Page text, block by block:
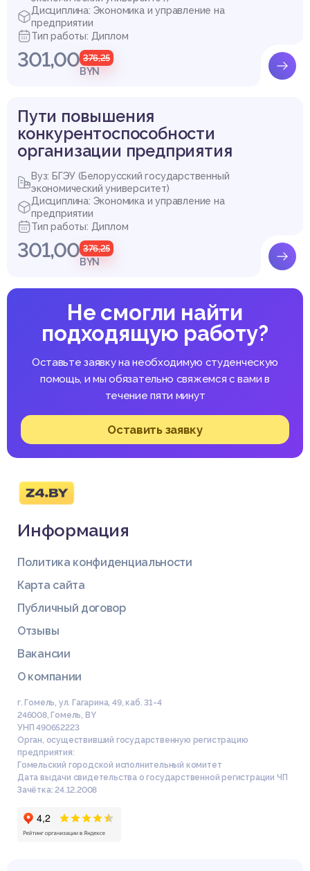
Дисциплина: Экономика и управление на
предприятии
Тип работы: Диплом
301,00 376,25
BYN
Пути повышения
конкурентоспособности
организации предприятия
Вуз: БГЭУ (Белорусский государственный
экономический университет)
Дисциплина: Экономика и управление на
предприятии
Тип работы: Диплом
301,00 376,25
BYN
Не смогли найти
подходящую работу?
Оставьте заявку на необходимую студенческую
помощь, и мы обязательно свяжемся с вами в
течение пяти минут
Оставить заявку
Информация
Политика конфиденциальности
Карта сайта
Публичный договор
Отзывы
Вакансии
О компании
г. Гомель, ул. Гагарина, 49, каб. 31-4
246008, Гомель, BY
УНП 490652223
Орган, осуществивший государственную регистрацию
предприятия:
Гомельский городской исполнительный комитет
Дата выдачи свидетельства о государственной регистрации ЧП
Зачётка: 24.12.2008